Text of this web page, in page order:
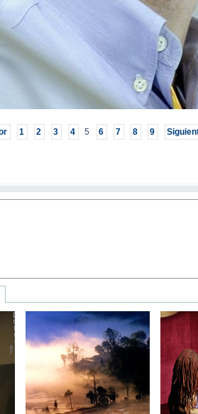
1 2 3 4 5 6 7 8 9